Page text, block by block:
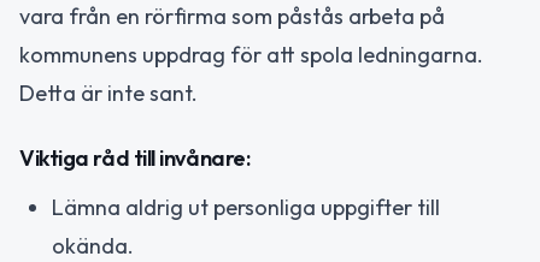
vara från en rörfirma som påstås arbeta på
kommunens uppdrag för att spola ledningarna.
Detta är inte sant.
Viktiga råd till invånare:
Lämna aldrig ut personliga uppgifter till
okända.